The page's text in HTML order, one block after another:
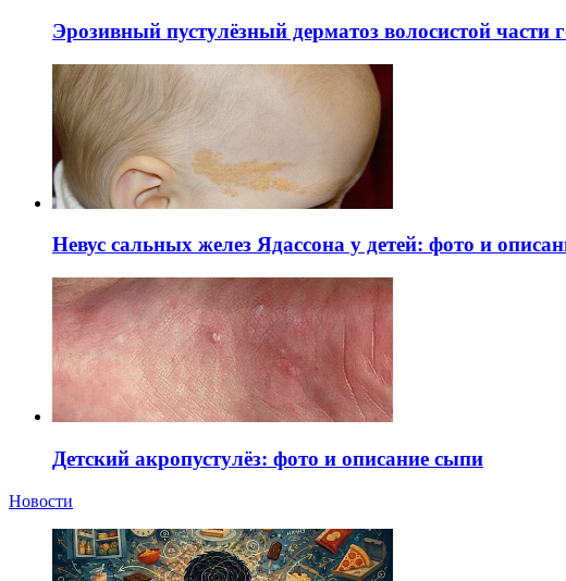
Эрозивный пустулёзный дерматоз волосистой
Невус сальных желез Ядассона у детей: фото и
Детский акропустулёз: фото и описание сыпи
Новости